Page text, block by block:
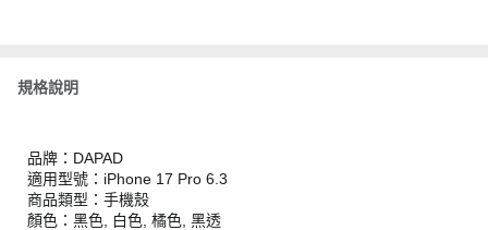
規格說明
品牌：DAPAD
適用型號：iPhone 17 Pro 6.3
商品類型：手機殼
顏色：黑色, 白色, 橘色, 黑透